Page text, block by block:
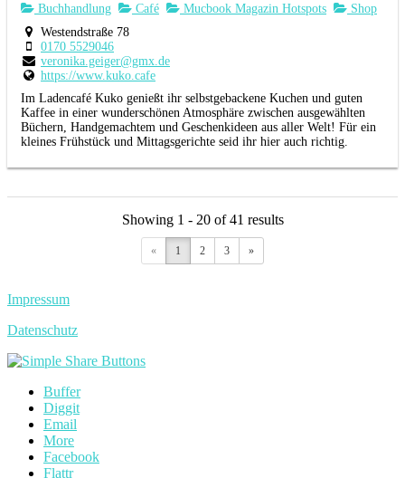
Buchhandlung Café Mucbook Magazin Hotspots
Shop
Westendstraße 78
0170 5529046
veronika.geiger@gmx.de
https://www.kuko.cafe
Im Ladencafé Kuko genießt ihr selbstgebackene Kuchen und guten
Kaffee in einer wunderschönen Atmosphäre zwischen ausgewählten
Büchern, Handgemachtem und Geschenkideen aus aller Welt! Für ein
kleines Frühstück und Mittagsgerichte seid ihr hier auch richtig.
Showing 1 - 20 of 41 results
« 1 2 3 »
Impressum
Datenschutz
Buffer
Diggit
Email
More
Facebook
Flattr